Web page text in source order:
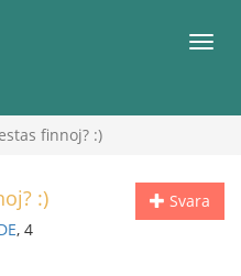
Meny
finnoj? :)
Svara
:)
, 4